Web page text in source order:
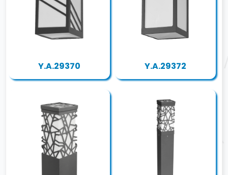
Y.A.29370 Y.A.29372